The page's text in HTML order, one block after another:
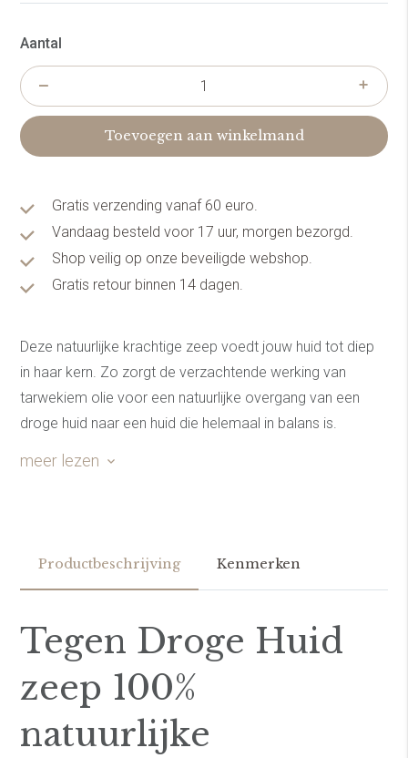
Aantal
Toevoegen aan winkelmand
Gratis verzending vanaf 60 euro.
Vandaag besteld voor 17 uur, morgen bezorgd.
Shop veilig op onze beveiligde webshop.
Gratis retour binnen 14 dagen.
Deze natuurlijke krachtige zeep voedt jouw huid tot diep
in haar kern. Zo zorgt de verzachtende werking van
tarwekiem olie voor een natuurlijke overgang van een
droge huid naar een huid die helemaal in balans is.
voorgoed afscheid te nemen van een droge huid. Kies
huid die comfortabel aanvoelt.
meer lezen
Productbeschrijving Kenmerken
Tegen Droge Huid
zeep 100%
natuurlijke